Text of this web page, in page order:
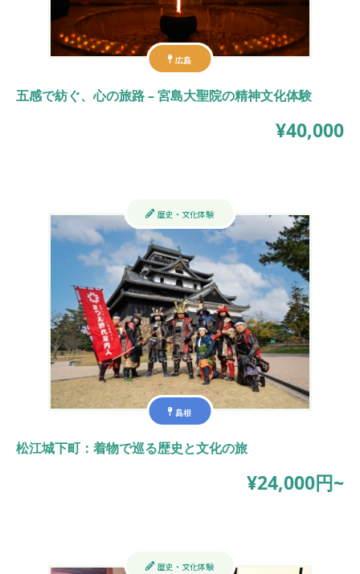
広島
五感で紡ぐ、心の旅路 – 宮島大聖院の精神文化体験
¥40,000
島根
歴史・文化体験
松江城下町：着物で巡る歴史と文化の旅
¥24,000円~
歴史・文化体験